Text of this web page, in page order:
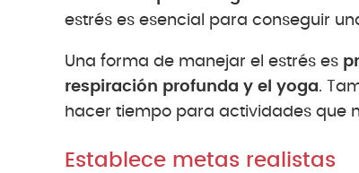
estrés es esencial para conseguir
Una forma de manejar el estrés es
respiración profunda y el yoga.
hacer tiempo para actividades que
Establece metas realistas